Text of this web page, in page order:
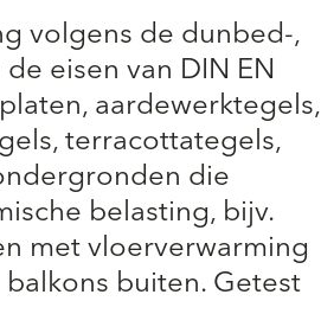
volgens de dunbed-,
eisen van DIN EN
aardewerktegels,
terracottategels,
die
belasting, bijv.
met vloerverwarming
buiten. Getest